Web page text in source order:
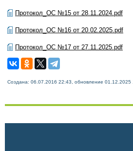
Протокол_ОС №15 от 28.11.2024.pdf
Протокол_ОС №16 от 20.02.2025.pdf
Протокол_ОС №17 от 27.11.2025.pdf
Создана: 06.07.2016 22:43, обновление 01.12.2025